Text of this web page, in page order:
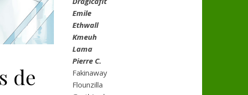
de
Emile
Ethwall
Kmeuh
Lama
Pierre C.
Fakinaway
Flounzilla